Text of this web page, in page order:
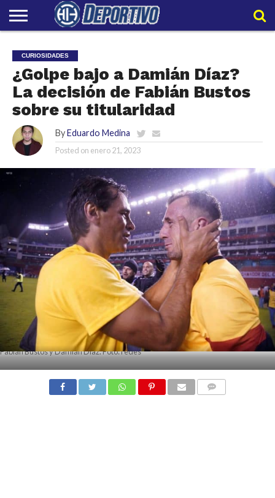
NACIONAL
INTERNACIONAL
EMBAJADORES
POLIDEPORTIVO
POLÍTICAS
DE
PRIVACIDAD
CONTACTO
HIT
EQUIPO
HIT
CURIOSIDADES
¿Golpe bajo a Damián Díaz?
La decisión de Fabián Bustos
sobre su titularidad
By Eduardo Medina
Posted on enero 21, 2023
Fabián Bustos y Damián Díaz. Foto: redes